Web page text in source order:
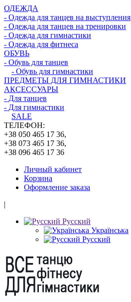
ОДЕЖДА
- Одежда для танцев на выступления
- Одежда для танцев на тренировки
- Одежда для гимнастики
- Одежда для фитнеса
ОБУВЬ
- Обувь для танцев
- Обувь для гимнастики
ПРЕДМЕТЫ ДЛЯ ГИМНАСТИКИ
АКСЕССУАРЫ
- Для танцев
- Для гимнастики
SALE
ТЕЛЕФОН:
+38 050 465 17 36,
+38 073 465 17 36,
+38 096 465 17 36
Личный кабинет
Корзина
Оформление заказа
|
Русский
Українська
Русский